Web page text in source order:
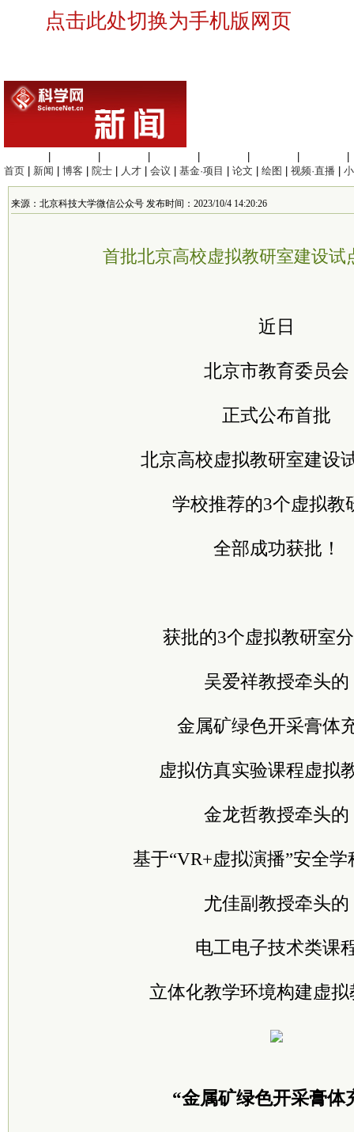
点击此处切换为手机版网页
首页
新闻 博客 院士 人才 会议 基金·项目 论文 绘图 视频·直播
来源：北京科技大学微信公众号 发布时间：2023/10/4 14:20:26
首批北京高校虚拟教研室建设试
近日
北京市教育委员会
正式公布首批
北京高校虚拟教研室建设
学校推荐的3个虚拟教
全部成功获批！
获批的3个虚拟教研室
吴爱祥教授牵头的
金属矿绿色开采膏体
虚拟仿真实验课程虚拟
金龙哲教授牵头的
基于“VR+虚拟演播”安全
尤佳副教授牵头的
电工电子技术类课
立体化教学环境构建虚
“金属矿绿色开采膏体